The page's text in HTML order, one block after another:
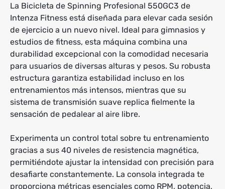
La Bicicleta de Spinning Profesional 550GC3 de
Intenza Fitness está diseñada para elevar cada sesión
de ejercicio a un nuevo nivel. Ideal para gimnasios y
estudios de fitness, esta máquina combina una
durabilidad excepcional con la comodidad necesaria
para usuarios de diversas alturas y pesos. Su robusta
estructura garantiza estabilidad incluso en los
entrenamientos más intensos, mientras que su
sistema de transmisión suave replica fielmente la
sensación de pedalear al aire libre.
Experimenta un control total sobre tu entrenamiento
gracias a sus 40 niveles de resistencia magnética,
permitiéndote ajustar la intensidad con precisión para
desafiarte constantemente. La consola integrada te
proporciona métricas esenciales como RPM, potencia,